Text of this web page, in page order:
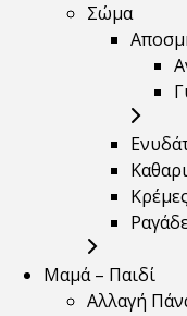
Σώμα
Μαμά – Παιδί
Αλλαγή